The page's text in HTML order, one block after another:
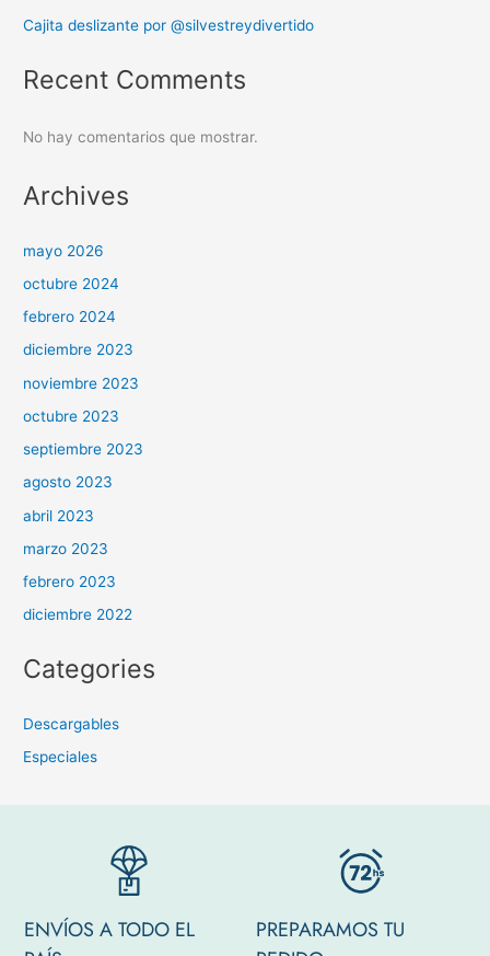
Cajita deslizante por @silvestreydivertido
Recent Comments
No hay comentarios que mostrar.
Archives
mayo 2026
octubre 2024
febrero 2024
diciembre 2023
noviembre 2023
octubre 2023
septiembre 2023
agosto 2023
abril 2023
marzo 2023
febrero 2023
diciembre 2022
Categories
Descargables
Especiales
ENVÍOS A TODO EL
PREPARAMOS TU